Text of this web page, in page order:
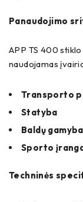
Panaudojimo
APP TS 400
naudojamas
Transporto
Statyba
Baldų gamyba
Sporto
Techninės